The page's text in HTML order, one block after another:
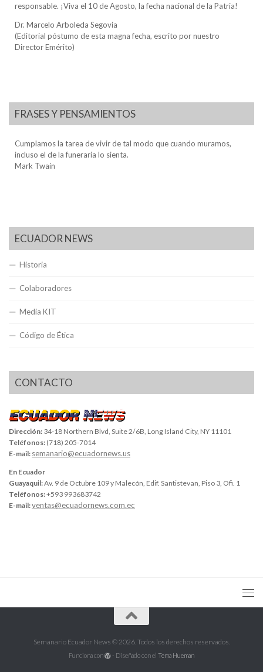
responsable. ¡Viva el 10 de Agosto, la fecha nacional de la Patria!
Dr. Marcelo Arboleda Segovia
(Editorial póstumo de esta magna fecha, escrito por nuestro
Director Emérito)
FRASES Y PENSAMIENTOS
Cumplamos la tarea de vivir de tal modo que cuando muramos,
incluso el de la funeraria lo sienta.
Mark Twain
ECUADOR NEWS
Historia
Colaboradores
Media KIT
Código de Ética
CONTACTO
Dirección: 34-18 Northern Blvd, Suite 2/6B, Long Island City, NY 11101
Teléfonos: (718) 205-7014
E-mail: semanario@ecuadornews.us
En Ecuador
Guayaquil:Av. 9 de Octubre 109 y Malecón, Edif. Santistevan, Piso 3, Ofi. 1
Teléfonos:+593 993683742
E-mail:ventas@ecuadornews.com.ec
Semanario Ecuador News © 2026. Todos los derechos reservados.
Funciona con - Diseñado con el Tema Hueman